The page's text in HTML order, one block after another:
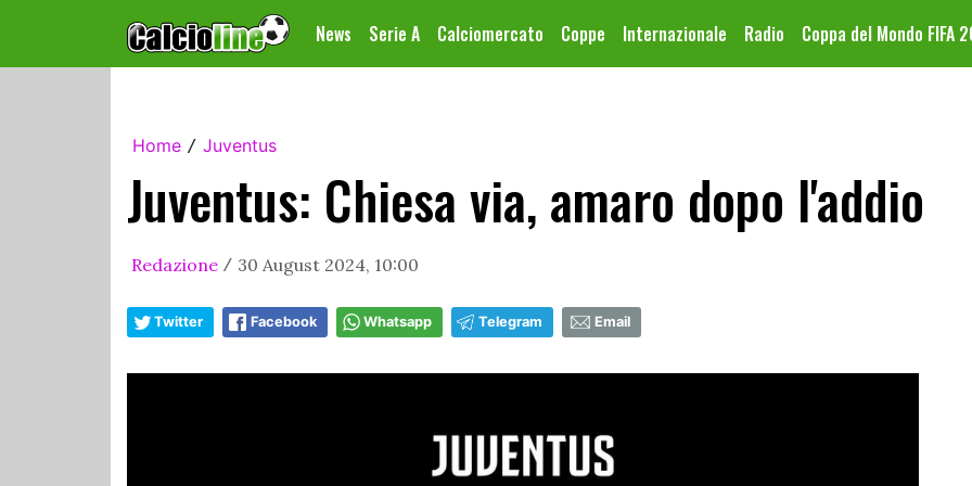
News Serie A Calciomercato Coppe Internazionale Radio Coppa del Mondo FIFA
Home / Juventus
Juventus: Chiesa via, amaro dopo l'addio
Redazione / 30 August 2024, 10:00
Twitter Facebook Whatsapp Telegram Email